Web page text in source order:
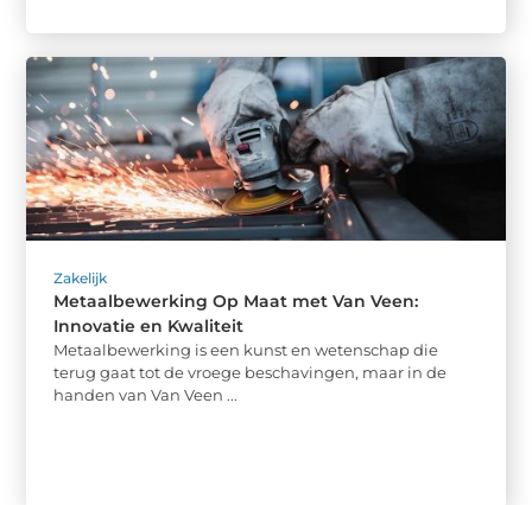
Zakelijk
Metaalbewerking Op Maat met Van Veen:
Innovatie en Kwaliteit
Metaalbewerking is een kunst en wetenschap die
terug gaat tot de vroege beschavingen, maar in de
handen van Van Veen ...